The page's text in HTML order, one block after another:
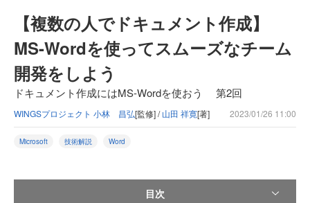
【複数の人でドキュメント作成】
MS-Wordを使ってスムーズなチーム
開発をしよう
ドキュメント作成にはMS-Wordを使おう 第2回
WINGSプロジェクト 小林 昌弘[監修] /山田 祥寛[著] 2023/01/26 11:00
Microsoft 技術解説 Word
目次